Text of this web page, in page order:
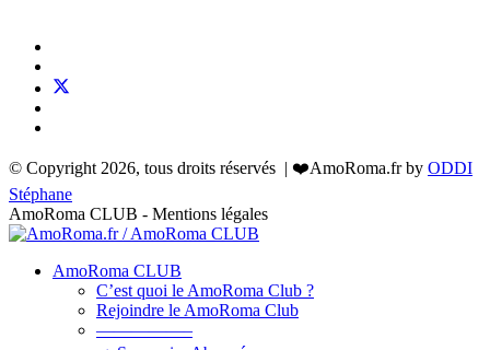
© Copyright 2026, tous droits réservés | ❤️AmoRoma.fr by ODDI
Stéphane
AmoRoma CLUB - Mentions légales
AmoRoma CLUB
C’est quoi le AmoRoma Club ?
Rejoindre le AmoRoma Club
—————–